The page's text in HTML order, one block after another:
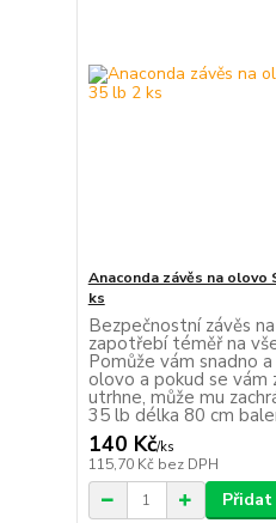
Anaconda závěs na olovo
ks
Bezpečnostní závěs
zapotřebí téměř na
Pomůže vám snadno
olovo a pokud se vám
utrhne, může mu
35 lb délka 80 cm
140 Kč/ks
115,70 Kč bez DPH